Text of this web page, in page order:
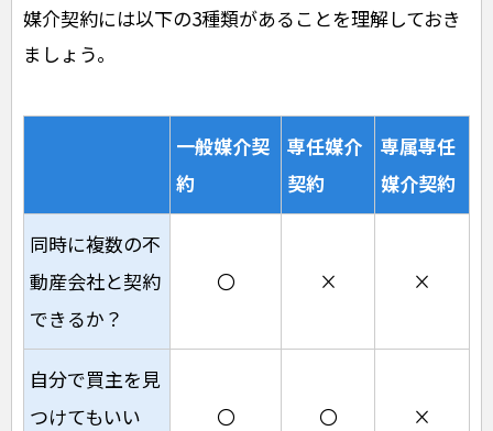
媒介契約には以下の3種類があることを理解しておき
ましょう。
一般媒介契
約
専任媒介
契約
専属専任
媒介契約
同時に複数の不
動産会社と契約
できるか？
〇 × ×
自分で買主を見
つけてもいい
〇 〇 ×